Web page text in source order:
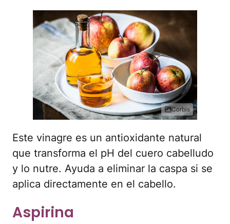
Corbis
Este vinagre es un antioxidante natural
que transforma el pH del cuero cabelludo
y lo nutre. Ayuda a eliminar la caspa si se
aplica directamente en el cabello.
Aspirina